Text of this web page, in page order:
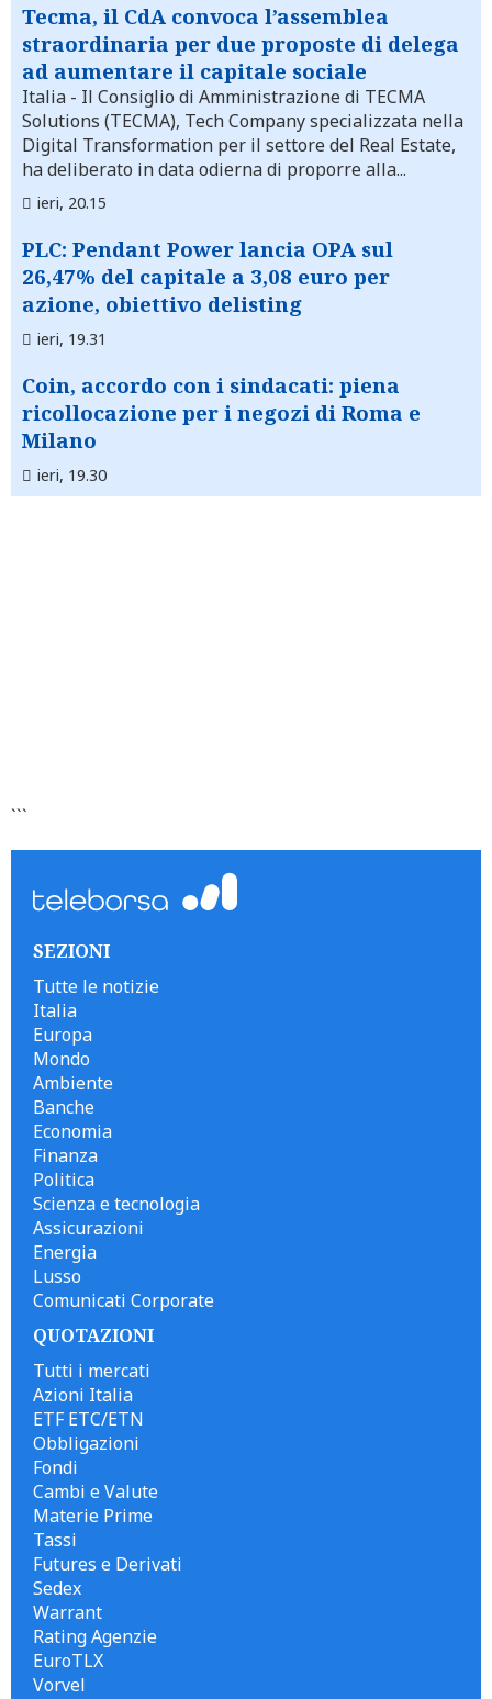
Tecma, il CdA convoca l’assemblea
straordinaria per due proposte di delega
ad aumentare il capitale sociale
Italia - Il Consiglio di Amministrazione di TECMA
Solutions (TECMA), Tech Company specializzata nella
Digital Transformation per il settore del Real Estate,
ha deliberato in data odierna di proporre alla...
ieri, 20.15
PLC: Pendant Power lancia OPA sul
26,47% del capitale a 3,08 euro per
azione, obiettivo delisting
ieri, 19.31
Coin, accordo con i sindacati: piena
ricollocazione per i negozi di Roma e
Milano
ieri, 19.30
```
SEZIONI
Tutte le notizie
Italia
Europa
Mondo
Ambiente
Banche
Economia
Finanza
Politica
Scienza e tecnologia
Assicurazioni
Energia
Lusso
Comunicati Corporate
QUOTAZIONI
Tutti i mercati
Azioni Italia
ETF ETC/ETN
Obbligazioni
Fondi
Cambi e Valute
Materie Prime
Tassi
Futures e Derivati
Sedex
Warrant
Rating Agenzie
EuroTLX
Vorvel